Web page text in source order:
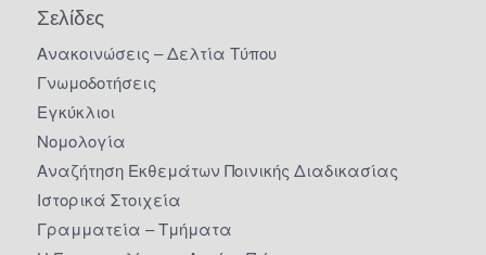
Σελίδες
Ανακοινώσεις – Δελτία Τύπου
Γνωμοδοτήσεις
Εγκύκλιοι
Νομολογία
Αναζήτηση Εκθεμάτων Ποινικής Διαδικασίας
Ιστορικά Στοιχεία
Γραμματεία – Τμήματα